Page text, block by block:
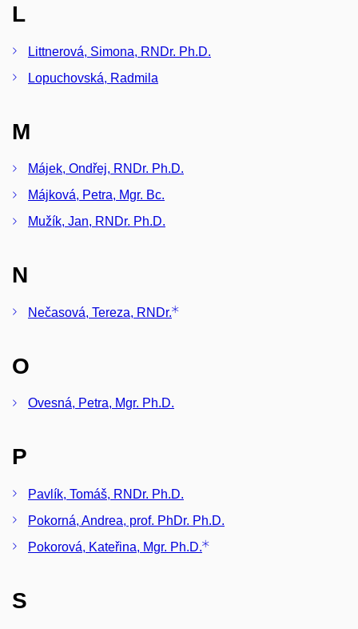
L
Littnerová, Simona, RNDr. Ph.D.
Lopuchovská, Radmila
M
Májek, Ondřej, RNDr. Ph.D.
Májková, Petra, Mgr. Bc.
Mužík, Jan, RNDr. Ph.D.
N
Nečasová, Tereza, RNDr.
O
Ovesná, Petra, Mgr. Ph.D.
P
Pavlík, Tomáš, RNDr. Ph.D.
Pokorná, Andrea, prof. PhDr. Ph.D.
Pokorová, Kateřina, Mgr. Ph.D.
S